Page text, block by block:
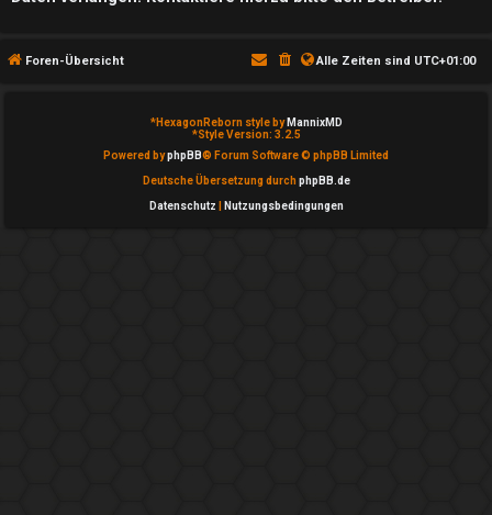
Foren-Übersicht Alle Zeiten sind UTC+01:00
*HexagonReborn style by MannixMD
*Style Version: 3.2.5
Powered byphpBB® Forum Software © phpBB Limited
Deutsche Übersetzung durch phpBB.de
Datenschutz Nutzungsbedingungen